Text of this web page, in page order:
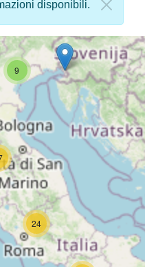
disponibili.
9
24